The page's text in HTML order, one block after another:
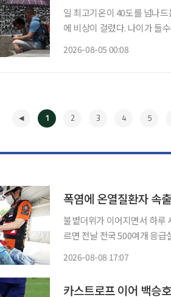
일 최고기온이 40도를 넘나
에 비상이 걸렸다. 나이가 들
2026-08-05 00:08
1 2 3 4 5
폭염에 온열질환자 속
불볕더위가 이어지면서 하루 새 200
르면 전날 전국 500여개 응급
2026-08-08 17:07
카스트로프 이어 백승